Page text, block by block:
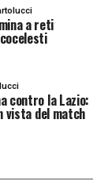
a reti
contro la Lazio:
vista del match